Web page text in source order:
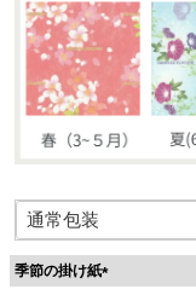
季節の掛け紙